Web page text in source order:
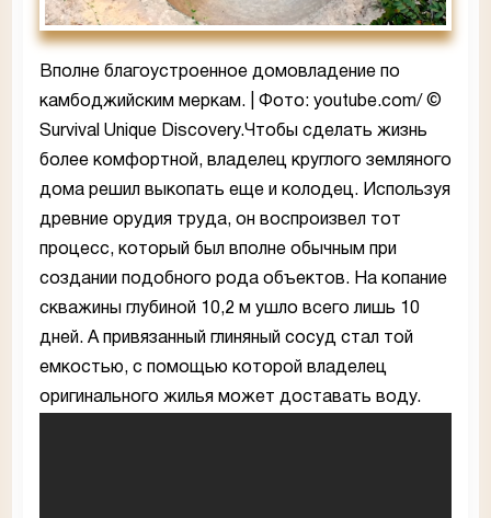
Вполне благоустроенное домовладение по
камбоджийским меркам. | Фото: youtube.com/ ©
Survival Unique Discovery.Чтобы сделать жизнь
более комфортной, владелец круглого земляного
дома решил выкопать еще и колодец. Используя
древние орудия труда, он воспроизвел тот
процесс, который был вполне обычным при
создании подобного рода объектов. На копание
скважины глубиной 10,2 м ушло всего лишь 10
дней. А привязанный глиняный сосуд стал той
емкостью, с помощью которой владелец
оригинального жилья может доставать воду.